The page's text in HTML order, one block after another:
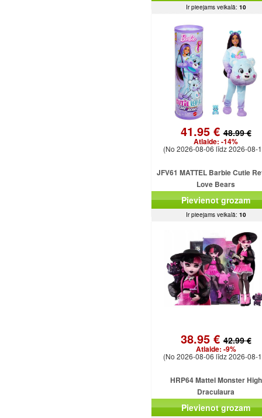
Ir pieejams veikalā: 10
41.95 €48.99 €
Atlaide: -14%
(No 2026-08-06 līdz 2026-08-
JFV61 MATTEL Barbie Cutie
Love Bears
Pievienot grozam
Ir pieejams veikalā: 10
38.95 €42.99 €
Atlaide: -9%
(No 2026-08-06 līdz 2026-08-
HRP64 Mattel Monster High
Draculaura
Pievienot grozam